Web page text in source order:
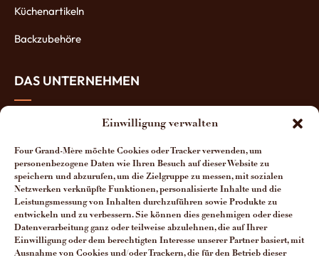
Einwilligung verwalten
Four Grand-Mère möchte Cookies oder Tracker verwenden, um
personenbezogene Daten wie Ihren Besuch auf dieser Website zu
speichern und abzurufen, um die Zielgruppe zu messen, mit sozialen
Netzwerken verknüpfte Funktionen, personalisierte Inhalte und die
Leistungsmessung von Inhalten durchzuführen sowie Produkte zu
entwickeln und zu verbessern. Sie können dies genehmigen oder diese
Datenverarbeitung ganz oder teilweise abzulehnen, die auf Ihrer
Einwilligung oder dem berechtigten Interesse unserer Partner basiert, mit
Ausnahme von Cookies und/oder Trackern, die für den Betrieb dieser
Küchenartikeln
Backzubehöre
DAS UNTERNEHMEN
Die Öfen-Herstellung
Die Vorteile unserer Öfen
Man spricht über uns
Kontakt Four Grand-Mère